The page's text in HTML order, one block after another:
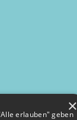
×
erlauben" geben